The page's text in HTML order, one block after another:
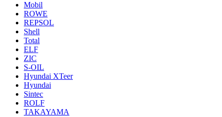
Mobil
ROWE
REPSOL
Shell
Total
ELF
ZIC
S-OIL
Hyundai XTeer
Hyundai
Sintec
ROLF
TAKAYAMA